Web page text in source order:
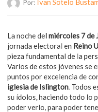
Por: Ivan Sotelo
La noche del miércoles 7 de
jornada electoral en Reino
pieza fundamental de la
Varios de estos jóvenes se
puntos por excelencia de
iglesia de Islington. Todos
su ídolos, haciendo todo lo
poder verlo, para poder